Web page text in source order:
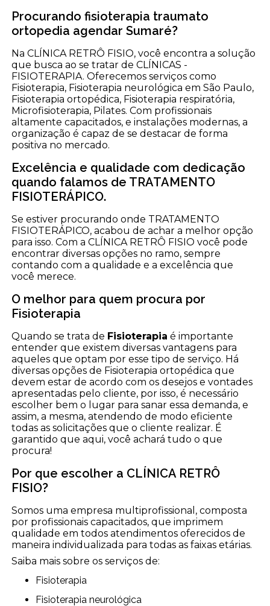
Procurando fisioterapia traumato
ortopedia agendar Sumaré?
Na CLÍNICA RETRÔ FISIO, você encontra a solução
que busca ao se tratar de CLÍNICAS -
FISIOTERAPIA. Oferecemos serviços como
Fisioterapia, Fisioterapia neurológica em São Paulo,
Fisioterapia ortopédica, Fisioterapia respiratória,
Microfisioterapia, Pilates. Com profissionais
altamente capacitados, e instalações modernas, a
organização é capaz de se destacar de forma
positiva no mercado.
Excelência e qualidade com dedicação
quando falamos de TRATAMENTO
FISIOTERÁPICO.
Se estiver procurando onde TRATAMENTO
FISIOTERÁPICO, acabou de achar a melhor opção
para isso. Com a CLÍNICA RETRÔ FISIO você pode
encontrar diversas opções no ramo, sempre
contando com a qualidade e a excelência que
você merece.
O melhor para quem procura por
Fisioterapia
Quando se trata de Fisioterapia é importante
entender que existem diversas vantagens para
aqueles que optam por esse tipo de serviço. Há
diversas opções de Fisioterapia ortopédica que
devem estar de acordo com os desejos e vontades
apresentadas pelo cliente, por isso, é necessário
escolher bem o lugar para sanar essa demanda, e
assim, a mesma, atendendo de modo eficiente
todas as solicitações que o cliente realizar. É
garantido que aqui, você achará tudo o que
procura!
Por que escolher a CLÍNICA RETRÔ
FISIO?
Somos uma empresa multiprofissional, composta
por profissionais capacitados, que imprimem
qualidade em todos atendimentos oferecidos de
maneira individualizada para todas as faixas etárias.
Saiba mais sobre os serviços de:
Fisioterapia
Fisioterapia neurológica